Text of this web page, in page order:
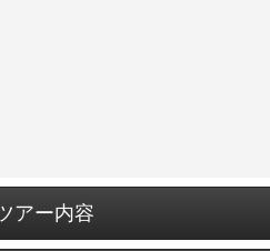
アー内容